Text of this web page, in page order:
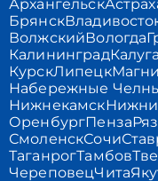
Архангельск
Брянск
ВолжскийВологда
КалининградКалуга
КурскЛипецк
Набережные
Нижнекамск
ОренбургПенза
СмоленскСочи
ТаганрогТамбов
ЧереповецЧита